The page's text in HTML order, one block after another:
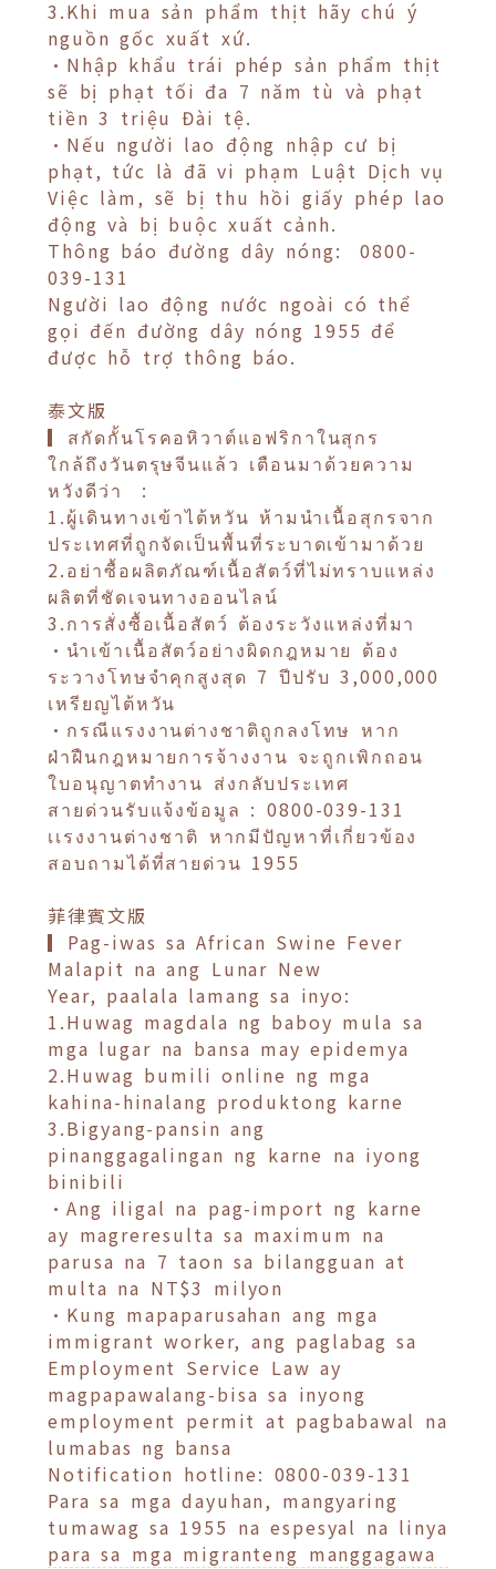
3.Khi mua sản phẩm thịt hãy chú ý
nguồn gốc xuất xứ.
•Nhập khẩu trái phép sản phẩm thịt
sẽ bị phạt tối đa 7 năm tù và phạt
tiền 3 triệu Đài tệ.
•Nếu người lao động nhập cư bị
phạt, tức là đã vi phạm Luật Dịch vụ
Việc làm, sẽ bị thu hồi giấy phép lao
động và bị buộc xuất cảnh.
Thông báo đường dây nóng: 0800-
039-131
Người lao động nước ngoài có thể
gọi đến đường dây nóng 1955 để
được hỗ trợ thông báo.
泰文版
▎สกัดกั้นโรคอหิวาต์แอฟริกาในสุกร
ใกล้ถึงวันตรุษจีนแล้ว เตือนมาด้วยความ
หวังดีว่า :
1.ผู้เดินทางเข้าไต้หวัน ห้ามนำเนื้อสุกรจาก
ประเทศที่ถูกจัดเป็นพื้นที่ระบาดเข้ามาด้วย
2.อย่าซื้อผลิตภัณฑ์เนื้อสัตว์ที่ไม่ทราบแหล่ง
ผลิตที่ชัดเจนทางออนไลน์
3.การสั่งซื้อเนื้อสัตว์ ต้องระวังแหล่งที่มา
•นำเข้าเนื้อสัตว์อย่างผิดกฎหมาย ต้อง
ระวางโทษจำคุกสูงสุด 7 ปีปรับ 3,000,000
เหรียญไต้หวัน
•กรณีแรงงานต่างชาติถูกลงโทษ หาก
ฝ่าฝืนกฎหมายการจ้างงาน จะถูกเพิกถอน
ใบอนุญาตทำงาน ส่งกลับประเทศ
สายด่วนรับแจ้งข้อมูล : 0800-039-131
เเรงงานต่างชาติ หากมีปัญหาที่เกี่ยวข้อง
สอบถามได้ที่สายด่วน 1955
菲律賓文版
▎Pag-iwas sa African Swine Fever
Malapit na ang Lunar New
Year, paalala lamang sa inyo:
1.Huwag magdala ng baboy mula sa
mga lugar na bansa may epidemya
2.Huwag bumili online ng mga
kahina-hinalang produktong karne
3.Bigyang-pansin ang
pinanggagalingan ng karne na iyong
binibili
•Ang iligal na pag-import ng karne
ay magreresulta sa maximum na
parusa na 7 taon sa bilangguan at
multa na NT$3 milyon
•Kung mapaparusahan ang mga
immigrant worker, ang paglabag sa
Employment Service Law ay
magpapawalang-bisa sa inyong
employment permit at pagbabawal na
lumabas ng bansa
Notification hotline: 0800-039-131
Para sa mga dayuhan, mangyaring
tumawag sa 1955 na espesyal na linya
para sa mga migranteng manggagawa